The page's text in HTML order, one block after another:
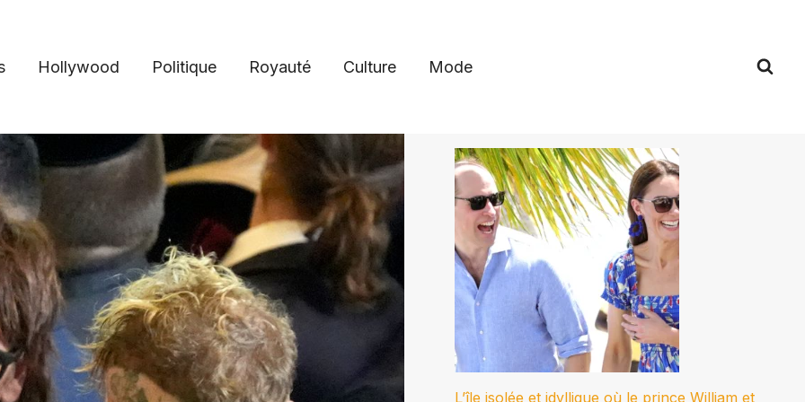
Hollywood Politique Royauté Culture Mode
L’île isolée et idyllique où le prince William et